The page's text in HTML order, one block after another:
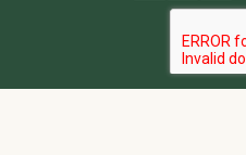
© 2026 spa2000